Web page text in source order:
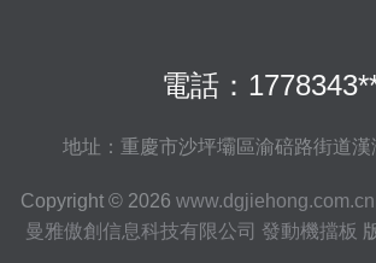
電話：
地址：重慶市沙坪壩區渝碚路街道漢
Copyright © 2026 www.dgjiehong.com.cn
曼雅傲創信息科技有限公司 發動機擋板